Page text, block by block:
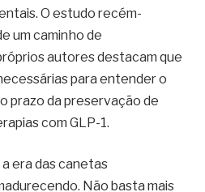
O estudo recém-
um caminho de
autores destacam que
para entender o
prazo da preservação de
com GLP-1.
a era das canetas
Não basta mais